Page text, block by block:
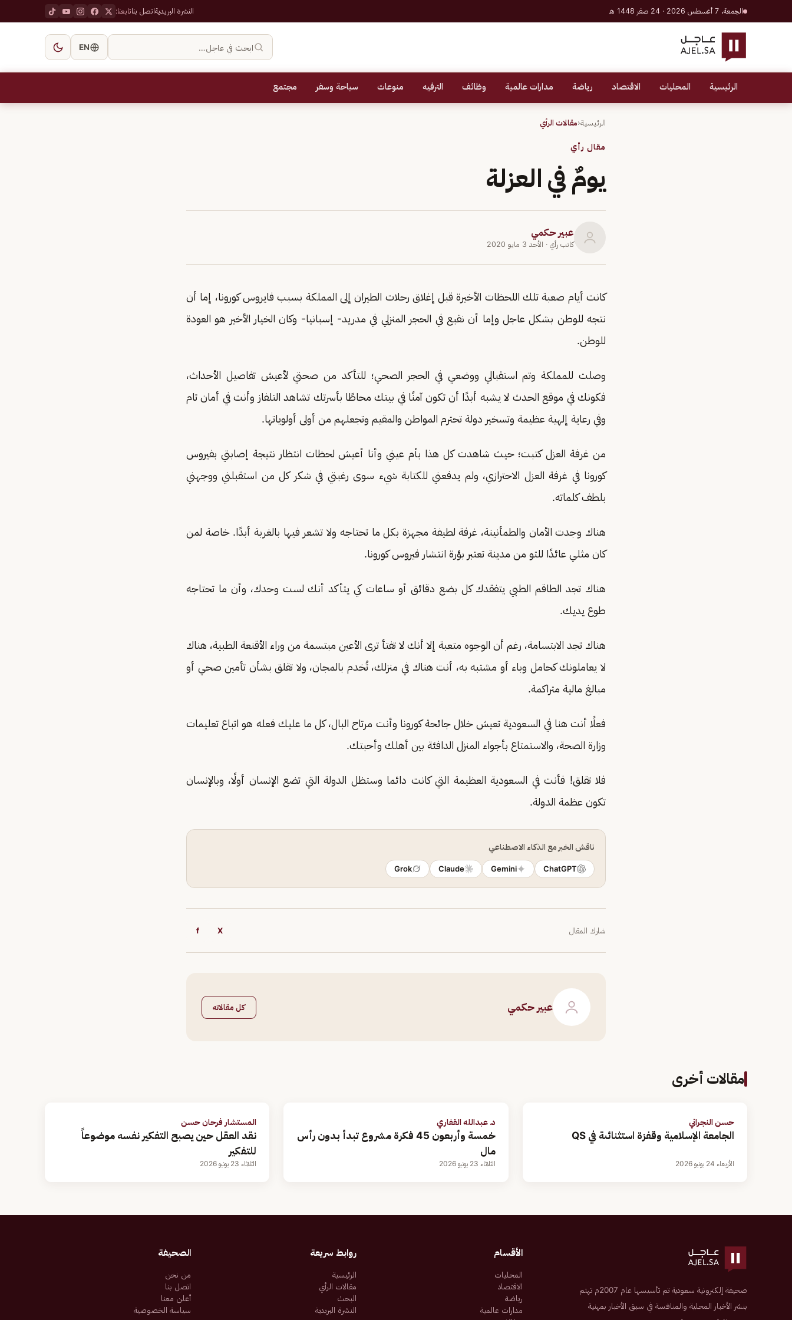
الجمعة، 7 أغسطس 2026 · 24 صفر 1448 هـ النشرة البريديةاتصل بناتابعنا:
ابحث في عاجل… EN
الرئيسية المحليات الاقتصاد رياضة مدارات عالمية وظائف الترفيه منوعات سياحة وسفر مجتمع
الرئيسية‹مقالات الرأي
مقال رأي
يومٌ في العزلة
عبير حكمي
كاتب رأي · الأحد 3 مايو 2020
كانت أيام صعبة تلك اللحظات الأخيرة قبل إغلاق رحلات الطيران إلى المملكة بسبب فايروس كورونا، إما أن
نتجه للوطن بشكل عاجل وإما أن نقبع في الحجر المنزلي في مدريد- إسبانيا- وكان الخيار الأخير هو العودة
للوطن.
وصلت للمملكة وتم استقبالي ووضعي في الحجر الصحي؛ للتأكد من صحتي لأعيش تفاصيل الأحداث،
فكونك في موقع الحدث لا يشبه أبدًا أن تكون آمنًا في بيتك محاطًا بأسرتك تشاهد التلفاز وأنت في أمان تام
وفي رعاية إلهية عظيمة وتسخير دولة تحترم المواطن والمقيم وتجعلهم من أولى أولوياتها.
من غرفة العزل كتبت؛ حيث شاهدت كل هذا بأم عيني وأنا أعيش لحظات انتظار نتيجة إصابتي بفيروس
كورونا في غرفة العزل الاحترازي، ولم يدفعني للكتابة شيء سوى رغبتي في شكر كل من استقبلني ووجهني
بلطف كلماته.
هناك وجدت الأمان والطمأنينة، غرفة لطيفة مجهزة بكل ما تحتاجه ولا تشعر فيها بالغربة أبدًا. خاصة لمن
كان مثلي عائدًا للتو من مدينة تعتبر بؤرة انتشار فيروس كورونا.
هناك تجد الطاقم الطبي يتفقدك كل بضع دقائق أو ساعات كي يتأكد أنك لست وحدك، وأن ما تحتاجه
طوع يديك.
هناك تجد الابتسامة، رغم أن الوجوه متعبة إلا أنك لا تفتأ ترى الأعين مبتسمة من وراء الأقنعة الطبية، هناك
لا يعاملونك كحامل وباء أو مشتبه به، أنت هناك في منزلك، تُخدم بالمجان، ولا تقلق بشأن تأمين صحي أو
مبالغ مالية متراكمة.
فعلًا أنت هنا في السعودية تعيش خلال جائحة كورونا وأنت مرتاح البال، كل ما عليك فعله هو اتباع تعليمات
وزارة الصحة، والاستمتاع بأجواء المنزل الدافئة بين أهلك وأحبتك.
فلا تقلق! فأنت في السعودية العظيمة التي كانت دائما وستظل الدولة التي تضع الإنسان أولًا، وبالإنسان
تكون عظمة الدولة.
ناقش الخبر مع الذكاء الاصطناعي
ChatGPT
Gemini
Claude
Grok
شارك المقال X
f
عبير حكمي كل مقالاته
مقالات أخرى
حسن النجراني
الجامعة الإسلامية وقفزة استثنائىة في QS
الأربعاء 24 يونيو 2026
د. عبدالله القفاري
خمسة وأربعون 45 فكرة مشروع تبدأ بدون رأس
مال
الثلاثاء 23 يونيو 2026
المستشار فرحان حسن
نقد العقل حين يصبح التفكير نفسه موضوعاً
للتفكير
الثلاثاء 23 يونيو 2026
صحيفة إلكترونية سعودية تم تأسيسها عام 2007م تهتم
بنشر الأخبار المحلية والمنافسة في سبق الأخبار بمهنية
الأقسام
المحليات
الاقتصاد
رياضة
مدارات عالمية
روابط سريعة
الرئيسية
مقالات الرأي
البحث
النشرة البريدية
الصحيفة
من نحن
اتصل بنا
أعلن معنا
سياسة الخصوصية